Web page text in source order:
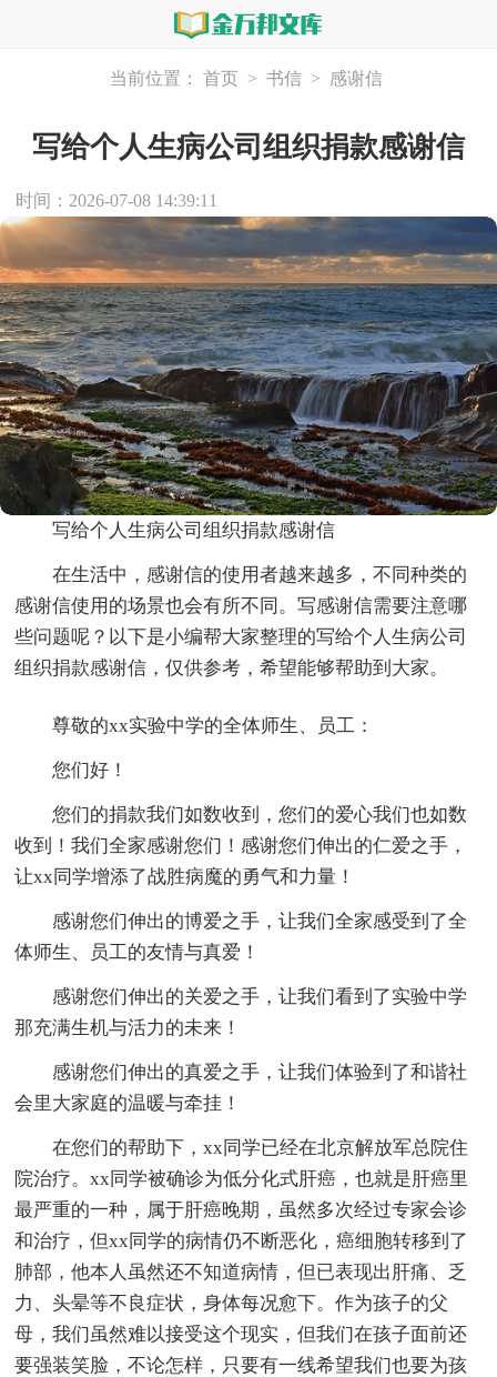
当前位置： 首页 > 书信 > 感谢信
写给个人生病公司组织捐款感谢信
时间：2026-07-08 14:39:11
写给个人生病公司组织捐款感谢信
在生活中，感谢信的使用者越来越多，不同种类的
感谢信使用的场景也会有所不同。写感谢信需要注意哪
些问题呢？以下是小编帮大家整理的写给个人生病公司
组织捐款感谢信，仅供参考，希望能够帮助到大家。
尊敬的xx实验中学的全体师生、员工：
您们好！
您们的捐款我们如数收到，您们的爱心我们也如数
收到！我们全家感谢您们！感谢您们伸出的仁爱之手，
让xx同学增添了战胜病魔的勇气和力量！
感谢您们伸出的博爱之手，让我们全家感受到了全
体师生、员工的友情与真爱！
感谢您们伸出的关爱之手，让我们看到了实验中学
那充满生机与活力的未来！
感谢您们伸出的真爱之手，让我们体验到了和谐社
会里大家庭的温暖与牵挂！
在您们的帮助下，xx同学已经在北京解放军总院住
院治疗。xx同学被确诊为低分化式肝癌，也就是肝癌里
最严重的一种，属于肝癌晚期，虽然多次经过专家会诊
和治疗，但xx同学的病情仍不断恶化，癌细胞转移到了
肺部，他本人虽然还不知道病情，但已表现出肝痛、乏
力、头晕等不良症状，身体每况愈下。作为孩子的父
母，我们虽然难以接受这个现实，但我们在孩子面前还
要强装笑脸，不论怎样，只要有一线希望我们也要为孩